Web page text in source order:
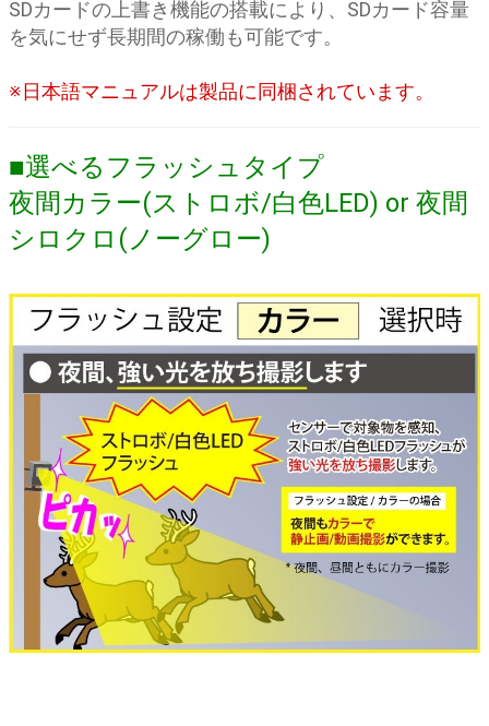
SDカードの上書き機能の搭載により、SDカード容量
を気にせず長期間の稼働も可能です。
※日本語マニュアルは製品に同梱されています。
■選べるフラッシュタイプ
夜間カラー(ストロボ/白色LED) or 夜間
シロクロ(ノーグロー)